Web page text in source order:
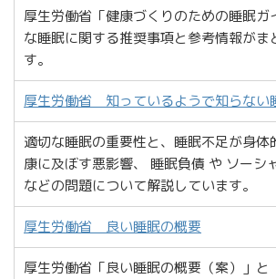
厚生労働省「健康づくりのための睡眠
な睡眠に関する推奨事項と参考情報がま
す。
厚生労働省 知っているようで知らない
適切な睡眠の重要性と、睡眠不足が身体
康に及ぼす悪影響、 睡眠負債 や ソーシ
などの問題について解説しています。
厚生労働省 良い睡眠の概要
厚生労働省「良い睡眠の概要（案）」と